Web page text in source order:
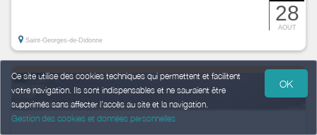
Ce site utilise des cookies techniques qui permettent et facilitent
votre navigation. Ils sont indispensables et ne sauraient être
supprimés sans affecter l’accès au site et la navigation.
Gestion des cookies et données personnelles
OK
28
AOUT
Saint-Georges-de-Didonne